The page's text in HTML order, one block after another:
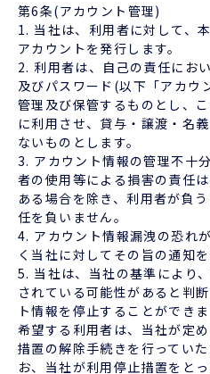
第6条(アカウント管理)
1. 当社は、利用者に対して、
アカウントを発行します。
2. 利用者は、自己の責任にお
及びパスワード(以下「アカウ
管理及び保管するものとし、
に利用させ、貸与・譲渡・名
ないものとします。
3. アカウント情報の管理不十
者の使用等による損害の責任
ある場合を除き、利用者が負
任を負いません。
4. アカウント情報漏洩の恐れ
く当社に対してその旨の通知
5. 当社は、当社の基準により
されている可能性があると判
ト情報を停止することができ
希望する利用者は、当社が定
措置の解除手続きを行ってい
お、当社が利用停止措置をと